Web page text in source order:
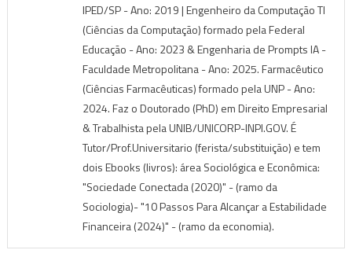
IPED/SP - Ano: 2019 | Engenheiro da Computação TI
(Ciências da Computação) formado pela Federal
Educação - Ano: 2023 & Engenharia de Prompts IA -
Faculdade Metropolitana - Ano: 2025. Farmacêutico
(Ciências Farmacêuticas) formado pela UNP - Ano:
2024. Faz o Doutorado (PhD) em Direito Empresarial
& Trabalhista pela UNIB/UNICORP-INPI.GOV. É
Tutor/Prof.Universitario (ferista/substituição) e tem
dois Ebooks (livros): área Sociológica e Econômica:
"Sociedade Conectada (2020)" - (ramo da
Sociologia)- "10 Passos Para Alcançar a Estabilidade
Financeira (2024)" - (ramo da economia).